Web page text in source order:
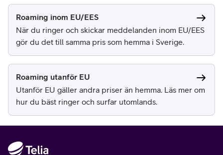
Roaming inom EU/EES
När du ringer och skickar meddelanden inom EU/EES
gör du det till samma pris som hemma i Sverige.
Roaming utanför EU
Utanför EU gäller andra priser än hemma. Läs mer om
hur du bäst ringer och surfar utomlands.